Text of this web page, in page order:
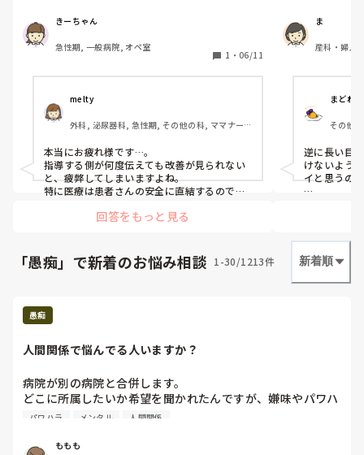
大したことじゃないにしてもミスは連発する
し、お互い気づかなかったことに対するイン
シデント起こしても私はちゃんと報告するの
勉強の予習復習に対してもヘラヘラしてたか
らそれは叱ったけど。それでも勉強してきた
ノートは見せに来ない。
確認事項も要らないことはしつこく聞くのに
大事なことは聞かないし。
それでもって注意しても響いてないのか改善
しない。改善しないから同じミスする。自分
で考えようともしないから応用力も身につか
なんか言うのにも疲れちゃった。
響かない子に何言っても響かないんだから言
てるけど、そんな姿見てても苛立ちしか湧か
なくなってきた。
もう1回大きなトラブルに合わないと分から
ないんじゃない！？なんて思うけどそんな事
待って患者さんに何かあったら困るから出来
ないし。
あーもう一旦距離置きたい。何も考えたくな
きーちゃん
急性期, 一般病院, オペ室
1 ・ 06/11
melty
外科, 泌尿器科, 急性期, その他の科, ママナー
本当にお疲れ様です…。
指導する側が何度伝えても改善が見られない
と、疲弊してしまいますよね。
特に医療は患者さんの安全に直結するので、
いと不安になるお気持ちはよく分かります。
況を周囲と共有して、チームで対応していく
ことも大切だと思います。
少しでも気持ちを休める時間が取れますよう
に。
回答をもっと見る
急性期では無
できる環境に
構えてしまっ
だ考えられて
少し時間が経
のに少し時
トに変更する
した。
ま
産科・婦人
まどれ
その他
逆に長い目
けないよう
イと思うの
“今無理をし
んじゃない
「愚痴」で新着のお悩み相談 1-30/1213件 新着順
愚痴
人間関係で悩んでる人いますか？
病院が別の病院と合併します。
どこに所属したいか希望を聞かれたんですが、嫌味やパワハ
ラ的なことを言う人と離れればどこでもOKです。と答えま
人間関係で悩んでる人いますか。
パワハラ メンタル 人間関係
ももも